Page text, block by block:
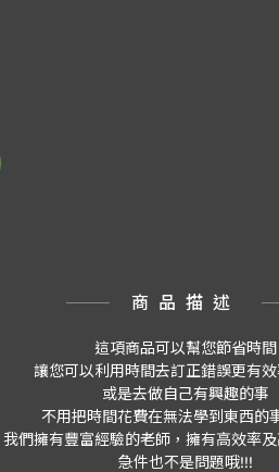
商品描述
這項商品可以幫您節省時間
讓您可以利用時間去訂正錯誤更有
或是去做自己有興趣的事
不用把時間花費在無法學到東西的
我們擁有豐富經驗的老師，擁有高效率
急件也不是問題哦!!!